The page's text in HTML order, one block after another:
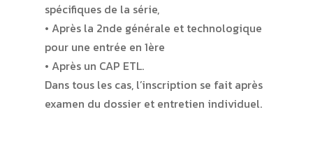
spécifiques de la série,
• Après la 2nde générale et technologique
pour une entrée en 1ère
• Après un CAP ETL.
Dans tous les cas, l’inscription se fait après
examen du dossier et entretien individuel.